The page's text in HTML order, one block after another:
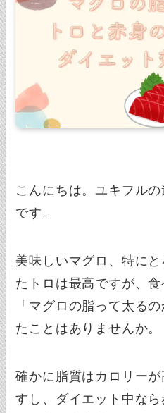
こんにちは。ユキフルの
です。
美味しいマグロ、特に
たトロは最高ですが、
「マグロの脂って太る
たことはありませんか。
確かに脂質はカロリー
すし、ダイエット中な